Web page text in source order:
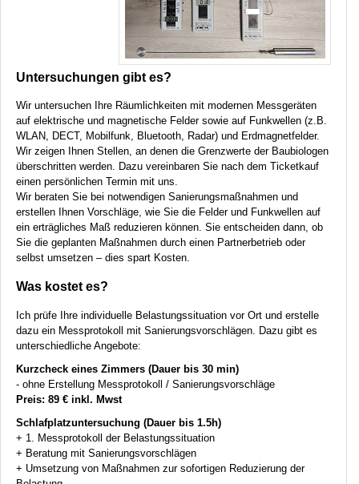
Untersuchungen gibt es?
Wir untersuchen Ihre Räumlichkeiten mit modernen Messgeräten
auf elektrische und magnetische Felder sowie auf Funkwellen (z.B.
WLAN, DECT, Mobilfunk, Bluetooth, Radar) und Erdmagnetfelder.
Wir zeigen Ihnen Stellen, an denen die Grenzwerte der Baubiologen
überschritten werden. Dazu vereinbaren Sie nach dem Ticketkauf
einen persönlichen Termin mit uns.
Wir beraten Sie bei notwendigen Sanierungsmaßnahmen und
erstellen Ihnen Vorschläge, wie Sie die Felder und Funkwellen auf
ein erträgliches Maß reduzieren können. Sie entscheiden dann, ob
Sie die geplanten Maßnahmen durch einen Partnerbetrieb oder
selbst umsetzen – dies spart Kosten.
Was kostet es?
Ich prüfe Ihre individuelle Belastungssituation vor Ort und erstelle
dazu ein Messprotokoll mit Sanierungsvorschlägen. Dazu gibt es
unterschiedliche Angebote:
Kurzcheck eines Zimmers (Dauer bis 30 min)
- ohne Erstellung Messprotokoll / Sanierungsvorschläge
Preis: 89 € inkl. Mwst
Schlafplatzuntersuchung (Dauer bis 1.5h)
+ 1. Messprotokoll der Belastungssituation
+ Beratung mit Sanierungsvorschlägen
+ Umsetzung von Maßnahmen zur sofortigen Reduzierung der